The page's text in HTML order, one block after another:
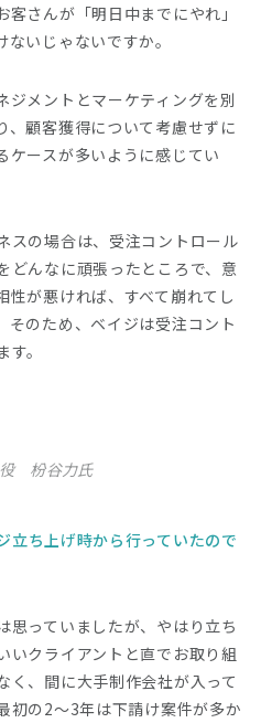
さんが「明日中までにやれ」
いじゃないですか。
ジメントとマーケティングを別
、顧客獲得について考慮せずに
ケースが多いように感じてい
スの場合は、受注コントロール
どんなに頑張ったところで、意
が悪ければ、すべて崩れてし
そのため、ベイジは受注コント
。
枌谷力氏
立ち上げ時から行っていたので
思っていましたが、やはり立ち
いクライアントと直でお取り組
く、間に大手制作会社が入って
初の2〜3年は下請け案件が多か